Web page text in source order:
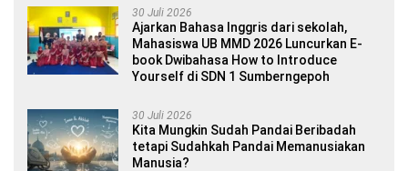
30 Juli 2026
Ajarkan Bahasa Inggris dari sekolah,
Mahasiswa UB MMD 2026 Luncurkan E-
book Dwibahasa How to Introduce
Yourself di SDN 1 Sumberngepoh
30 Juli 2026
Kita Mungkin Sudah Pandai Beribadah
tetapi Sudahkah Pandai Memanusiakan
Manusia?